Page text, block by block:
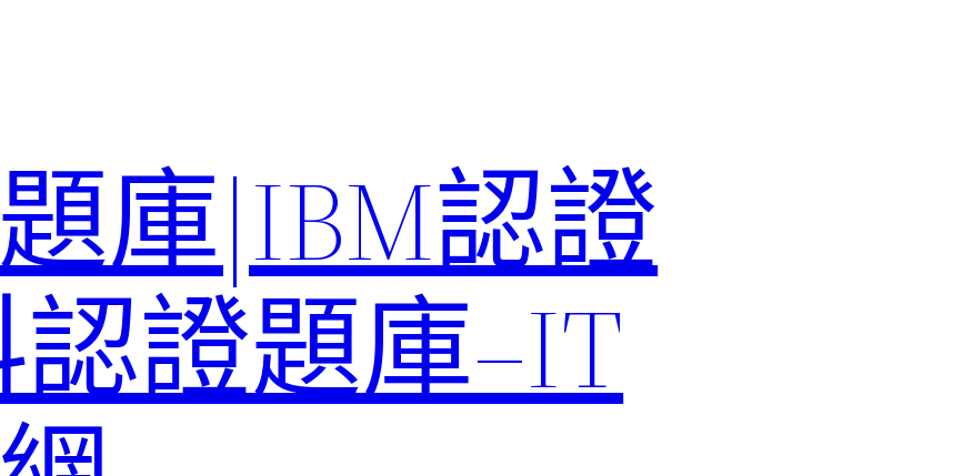
庫|IBM認證
證題庫–IT